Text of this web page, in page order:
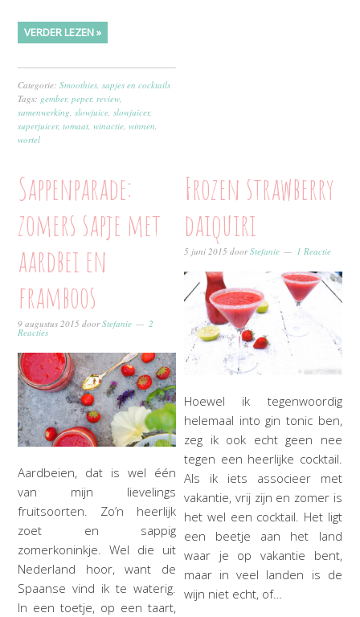
VERDER LEZEN »
Categorie:Smoothies, sapjes en cocktails
Tags: gember,peper,review,
samenwerking,slowjuice,slowjuicer,
superjuicer,tomaat,winactie,winnen,
wortel
Sappenparade:
zomers sapje met
aardbei en
framboos
9 augustus 2015 doorStefanie 2
Reacties
Aardbeien, dat is wel één
van mijn lievelings
fruitsoorten. Zo’n heerlijk
zoet en sappig
zomerkoninkje. Wel die uit
Nederland hoor, want de
Spaanse vind ik te waterig.
In een toetje, op een taart,
Frozen strawberry
daiquiri
5 juni 2015 doorStefanie 1 Reactie
Hoewel ik tegenwoordig
helemaal into gin tonic ben,
zeg ik ook echt geen nee
tegen een heerlijke cocktail.
Als ik iets associeer met
vakantie, vrij zijn en zomer is
het wel een cocktail. Het ligt
een beetje aan het land
waar je op vakantie bent,
maar in veel landen is de
wijn niet echt, of…